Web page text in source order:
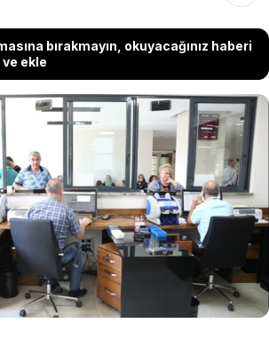
bırakmayın, okuyacağınız haberi
ve ekle
belirsiz parayı ülkeye sokmaya
iktidar, üreticiye faiz cezası
Vergi borcu ödemesinde vadenin
çıkarılması ile 1 milyonluk borç, 10
lirayı buluyor